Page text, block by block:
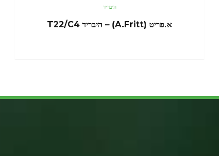
היבריד
א.פריט (A.Fritt) – היבריד T22/C4